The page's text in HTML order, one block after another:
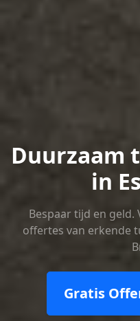
Duurzaam
in
Bespaar tijd en geld.
offertes van erkende
Gratis